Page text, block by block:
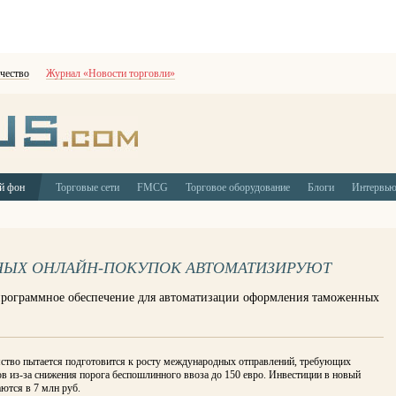
Журнал «Новости торговли»
фон Торговые сети FMCG Торговое оборудование Блоги Интервью
ОНЛАЙН-ПОКУПОК АВТОМАТИЗИРУЮТ
обеспечение для автоматизации оформления таможенных
пытается подготовится к росту международных отправлений, требующих
из-за снижения порога беспошлинного ввоза до 150 евро. Инвестиции в новый
в 7 млн руб.